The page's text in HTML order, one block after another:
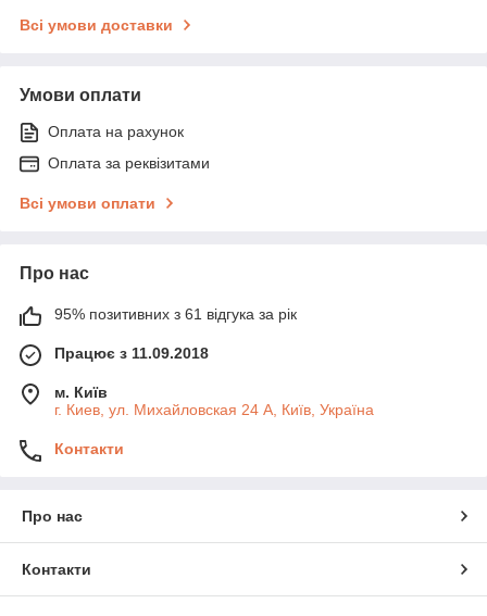
Всі умови доставки
Умови оплати
Оплата на рахунок
Оплата за реквізитами
Всі умови оплати
Про нас
95% позитивних з 61 відгука за рік
Працює з 11.09.2018
м. Київ
г. Киев, ул. Михайловская 24 А, Київ, Україна
Контакти
Про нас
Контакти